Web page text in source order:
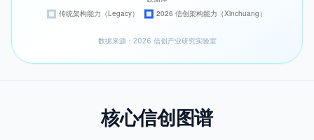
数据来源：2026 信创产业研究实验室
核心信创图谱